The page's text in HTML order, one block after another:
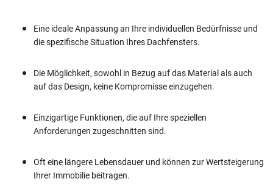
Eine ideale Anpassung an Ihre individuellen Bedürfnisse und
die spezifische Situation Ihres Dachfensters.
Die Möglichkeit, sowohl in Bezug auf das Material als auch
auf das Design, keine Kompromisse einzugehen.
Einzigartige Funktionen, die auf Ihre speziellen
Anforderungen zugeschnitten sind.
Oft eine längere Lebensdauer und können zur Wertsteigerung
Ihrer Immobilie beitragen.